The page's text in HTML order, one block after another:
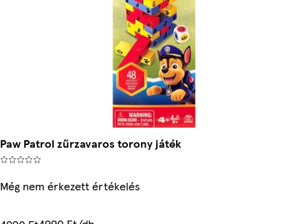
Paw Patrol zűrzavaros torony játék
Még nem érkezett értékelés